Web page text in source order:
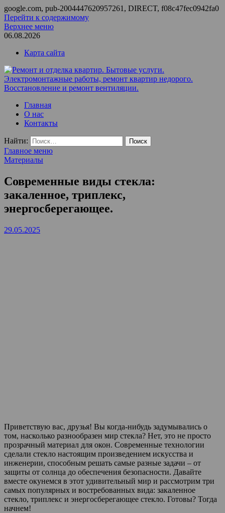
google.com, pub-2004447620957261, DIRECT, f08c47fec0942fa0
Перейти к содержимому
Верхнее меню
06.08.2026
Карта сайта
Ремонт и отделка квартир. Бытовые услуги.
Электромонтажные работы, ремонт квартир недорого.
Восстановление и ремонт вентиляции.
ООО Домус — ремонт квартир, обслуживание и ремонт
вентиляции, монтаж систем приточной вентиляции.
Главная
О нас
Контакты
Найти:
Главное меню
Материалы
Современные виды стекла:
закаленное, триплекс,
энергосберегающее.
29.05.2025
Приветствую вас, друзья! Вы когда-нибудь задумывались о
том, насколько разнообразен мир стекла? Нет, это не просто
прозрачный материал для окон. Современные технологии
сделали стекло настоящим произведением искусства и
инженерии, способным решать самые разные задачи – от
защиты от солнца до обеспечения безопасности. Давайте
вместе окунемся в этот удивительный мир и рассмотрим три
самых популярных и востребованных вида: закаленное
стекло, триплекс и энергосберегающее стекло. Готовы? Тогда
начнем!